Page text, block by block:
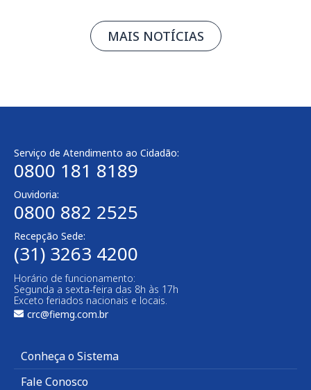
MAIS NOTÍCIAS
Serviço de Atendimento ao Cidadão:
0800 181 8189
Ouvidoria:
0800 882 2525
Recepção Sede:
(31) 3263 4200
Horário de funcionamento:
Segunda a sexta-feira das 8h às 17h
Exceto feriados nacionais e locais.
crc@fiemg.com.br
Conheça o Sistema
Fale Conosco